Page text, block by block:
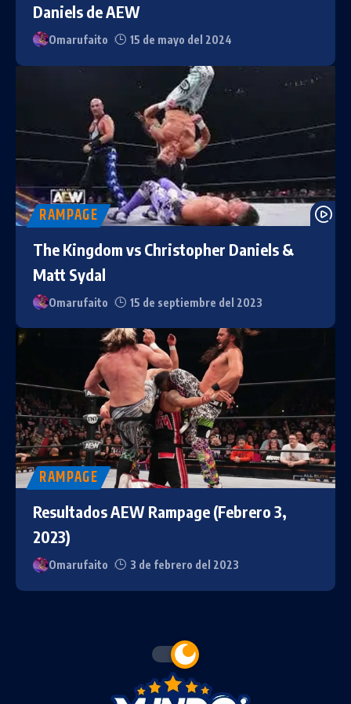
Daniels de AEW
Omarufaito 15 de mayo del 2024
RAMPAGE
The Kingdom vs Christopher Daniels &
Matt Sydal
Omarufaito 15 de septiembre del 2023
RAMPAGE
Resultados AEW Rampage (Febrero 3,
2023)
Omarufaito 3 de febrero del 2023